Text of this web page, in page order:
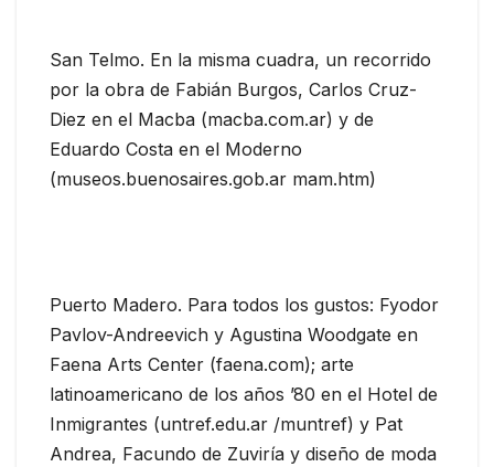
San Telmo. En la misma cuadra, un recorrido
por la obra de Fabián Burgos, Carlos Cruz-
Diez en el Macba (macba.com.ar) y de
Eduardo Costa en el Moderno
(museos.buenosaires.gob.ar mam.htm)
Puerto Madero. Para todos los gustos: Fyodor
Pavlov-Andreevich y Agustina Woodgate en
Faena Arts Center (faena.com); arte
latinoamericano de los años ’80 en el Hotel de
Inmigrantes (untref.edu.ar /muntref) y Pat
Andrea, Facundo de Zuviría y diseño de moda